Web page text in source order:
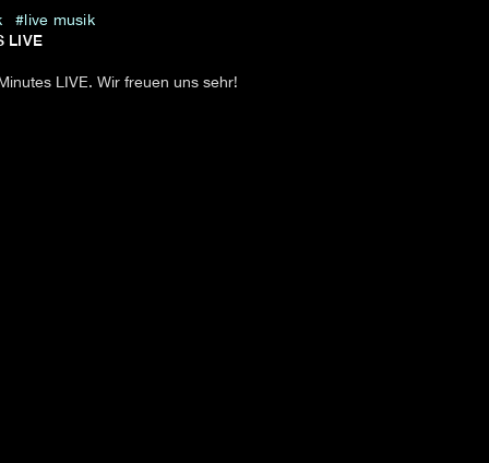
live musik
LIVE
LIVE. Wir freuen uns sehr!